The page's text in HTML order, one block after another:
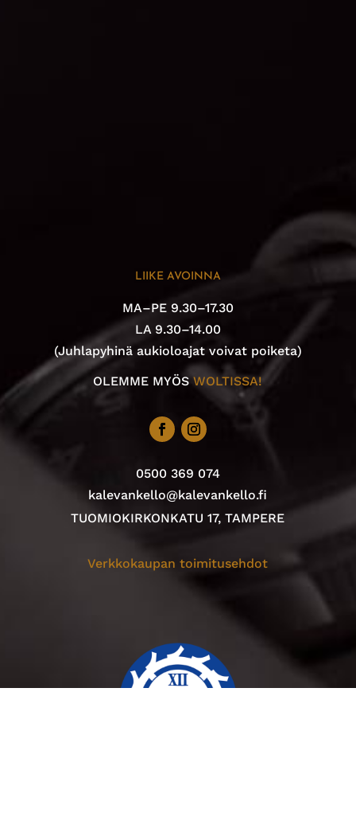
LIIKE AVOINNA
MA–PE 9.30–17.30
LA 9.30–14.00
(Juhlapyhinä aukioloajat voivat poiketa)
OLEMME MYÖSWOLTISSA!
0500 369 074
kalevankello@kalevankello.fi
TUOMIOKIRKONKATU 17, TAMPERE
Verkkokaupan toimitusehdot